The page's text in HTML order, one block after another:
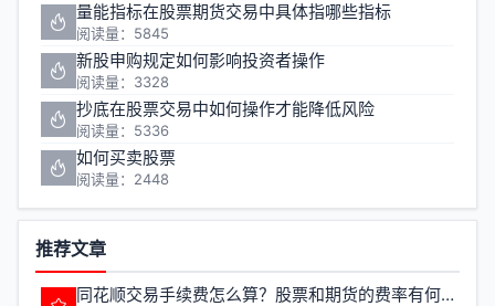
量能指标在股票期货交易中具体指哪些指标
阅读量：5845
新股申购规定如何影响投资者操作
阅读量：3328
抄底在股票交易中如何操作才能降低风险
阅读量：5336
如何买卖股票
阅读量：2448
推荐文章
同花顺交易手续费怎么算？股票和期货的费率有何不同？